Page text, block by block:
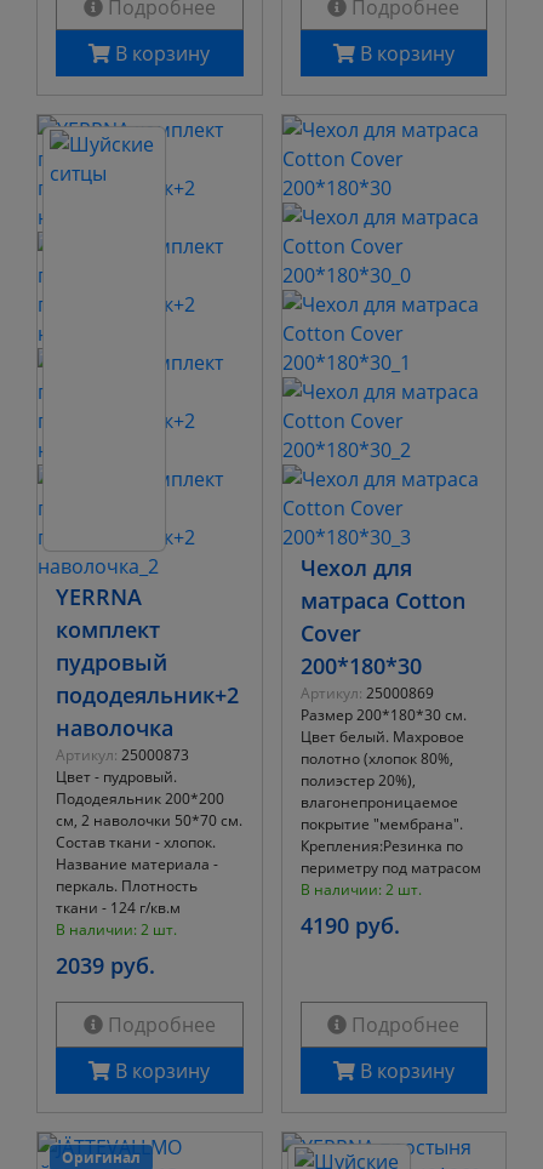
Подробнее
В корзину
Подробнее
В корзину
YERRNA
комплект
пудровый
пододеяльник+2
наволочка
Артикул: 25000873
Цвет - пудровый.
Пододеяльник 200*200
см, 2 наволочки 50*70 см.
Состав ткани - хлопок.
Название материала -
перкаль. Плотность
ткани - 124 г/кв.м
В наличии: 2 шт.
2039 руб.
Подробнее
В корзину
Чехол для
матраса Cotton
Cover
200*180*30
Артикул: 25000869
Размер 200*180*30 см.
Цвет белый. Махровое
полотно (хлопок 80%,
полиэстер 20%),
влагонепроницаемое
покрытие "мембрана".
Крепления:Резинка по
периметру под матрасом
В наличии: 2 шт.
4190 руб.
Подробнее
В корзину
Оригинал